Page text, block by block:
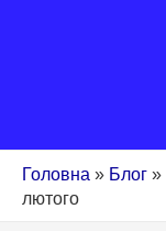
Головна » Блог »
лютого